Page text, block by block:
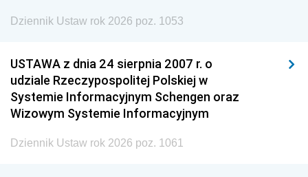
Dziennik Ustaw rok 2026 poz. 1053
USTAWA z dnia 24 sierpnia 2007 r. o
udziale Rzeczypospolitej Polskiej w
Systemie Informacyjnym Schengen oraz
Wizowym Systemie Informacyjnym
Dziennik Ustaw rok 2026 poz. 1061